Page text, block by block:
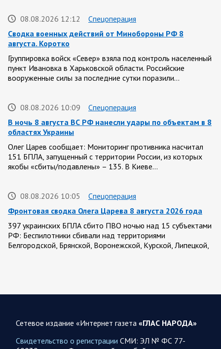
08.08.2026 12:12
Спецоперация
Сводка военных действий от Минобороны РФ 8
августа. Коротко
Группировка войск «Север» взяла под контроль населенный
пункт Ивановка в Харьковской области. Российские
вооруженные силы за последние сутки поразили…
08.08.2026 10:09
Спецоперация
В ночь 8 августа ВС РФ нанесли удары по объектам в 8
областях Украины
Олег Царев сообщает: Мониторинг противника насчитал
151 БПЛА, запущенный с территории России, из которых
якобы «сбиты/подавлены» – 135. В Киеве…
08.08.2026 10:05
Спецоперация
Фронтовая сводка Олега Царева 8 августа 2026 года
397 украинских БПЛА сбито ПВО ночью над 15 субъектами
РФ: Беспилотники сбивали над территориями
Белгородской, Брянской, Воронежской, Курской, Липецкой,
помочь с реализацией продукции в сетевых магазинах
Бусаргин перед министерством сельского хозяйства
Сетевое издание «Интернет газета «ГЛАС НАРОДА»
Свидетельство о регистрации СМИ: ЭЛ № ФС 77-